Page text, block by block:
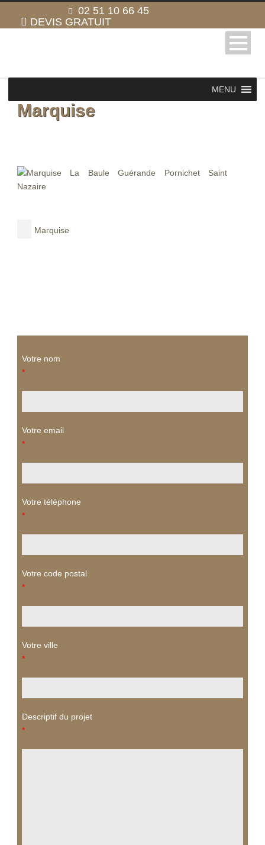
02 51 10 66 45
DEVIS GRATUIT
MENU
Marquise
Marquise
Votre nom
*
Votre email
*
Votre téléphone
*
Votre code postal
*
Votre ville
*
Descriptif du projet
*